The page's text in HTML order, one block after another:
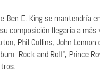
Ben E. King se mantendría
composición llegaría a más
Phil Collins, John
“Rock and Roll”, Prince